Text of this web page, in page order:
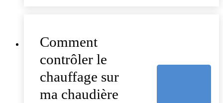
Comment
contrôler le
chauffage sur
ma chaudière